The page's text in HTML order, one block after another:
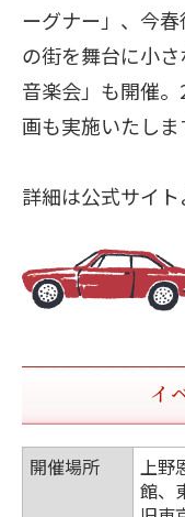
ーグナー」、今
の街を舞台に小
音楽会」も開催
画も実施いたしま
詳細は公式サイト
イ
開催場所
上野
館、